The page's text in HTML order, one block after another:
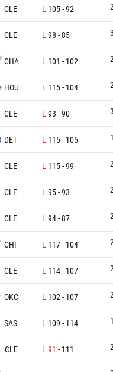
CLE L 105-92
CLE L 98 -85
CHA L 101 - 102
HOU L 115- 104
CLE L 93 -90
DET L 115- 105
CLE L 115-99
CLE L 95-93
CLE L 94-87
CHI L 117- 104
CLE L 114- 107
OKC L 102 - 107
SAS L 109 - 114
CLE L 91 - 111